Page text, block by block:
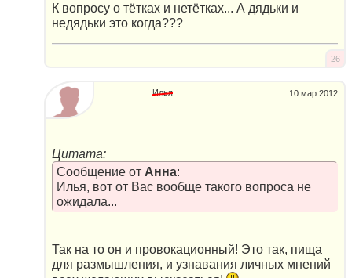
К вопросу о тётках и нетётках... А дядьки и
недядьки это когда???
26
10 мар 2012
Илья
Цитата:
Сообщение от Анна:
Илья, вот от Вас вообще такого вопроса не
ожидала...
Так на то он и провокационный! Это так, пища
для размышления, и узнавания личных мнений